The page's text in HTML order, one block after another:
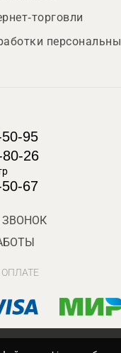
торговли
95
26
67
ЗВОНОК